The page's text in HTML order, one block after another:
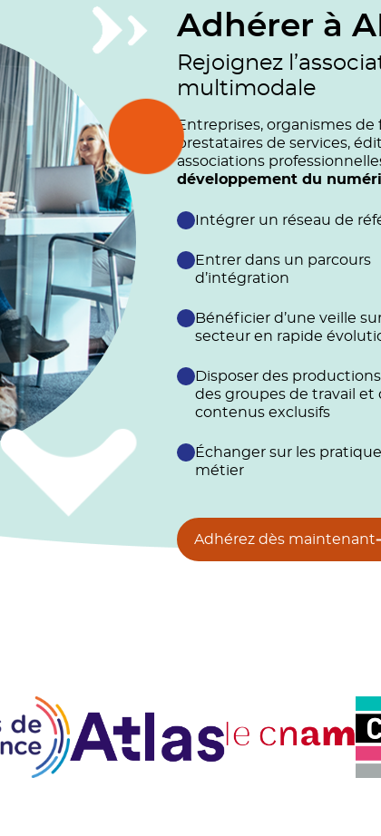
Adhérer à
Rejoignez
multimodale
Entreprises, organismes
prestataires de services,
associations
développement du
Intégrer un réseau de
Entrer dans un parcours
d’intégration
Bénéficier d’une veille
secteur en rapide
Disposer des
des groupes de travail et
contenus exclusifs
Échanger sur les
métier
Adhérez dès maintenant